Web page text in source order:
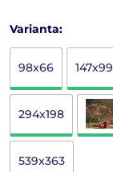
Varianta:
98x66 147x99
294x198
539x363